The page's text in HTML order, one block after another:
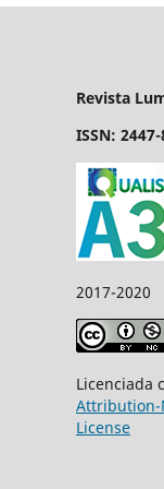
Revista
ISSN:
2017-
Licenciada
Attribution-
License